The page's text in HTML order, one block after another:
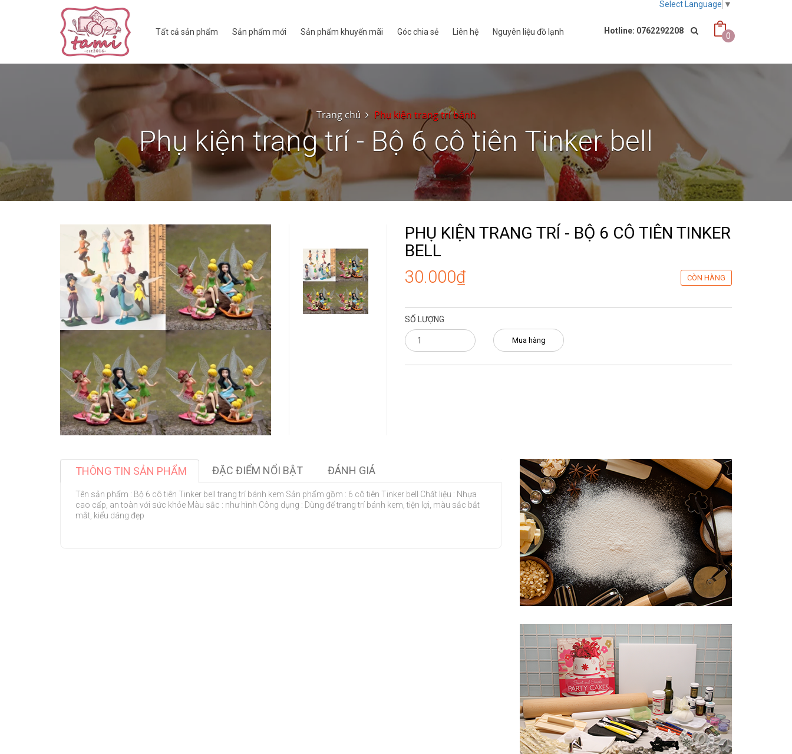
Select Language ▼
Hotline: 0762292208
0
Tất cả sản phẩm Sản phẩm mới Sản phẩm khuyến mãi Góc chia sẻ Liên hệ Nguyên liệu đồ lạnh
Trang chủ Phụ kiện trang trí bánh
Phụ kiện trang trí - Bộ 6 cô tiên Tinker bell
PHỤ KIỆN TRANG TRÍ - BỘ 6 CÔ TIÊN TINKER
BELL
30.000₫ CÒN HÀNG
SỐ LƯỢNG
Mua hàng
THÔNG TIN SẢN PHẨM ĐẶC ĐIỂM NỔI BẬT ĐÁNH GIÁ
Tên sản phẩm : Bộ 6 cô tiên Tinker bell trang trí bánh kem Sản phẩm gồm : 6 cô tiên Tinker bell Chất liệu : Nhựa
cao cấp, an toàn với sức khỏe Màu sắc : như hình Công dụng : Dùng để trang trí bánh kem, tiện lợi, màu sắc bắt
mắt, kiểu dáng đẹp